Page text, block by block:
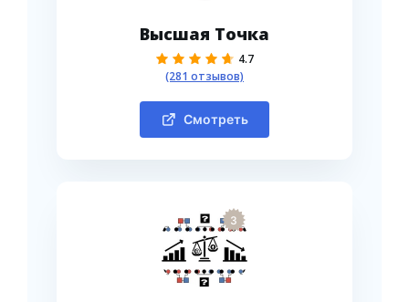
Высшая Точка
4.7
(281 отзывов)
Смотреть
3